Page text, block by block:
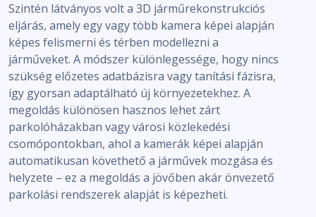
Szintén látványos volt a 3D járműrekonstrukciós
eljárás, amely egy vagy több kamera képei alapján
képes felismerni és térben modellezni a
járműveket. A módszer különlegessége, hogy nincs
szükség előzetes adatbázisra vagy tanítási fázisra,
így gyorsan adaptálható új környezetekhez. A
megoldás különösen hasznos lehet zárt
parkolóházakban vagy városi közlekedési
csomópontokban, ahol a kamerák képei alapján
automatikusan követhető a járművek mozgása és
helyzete – ez a megoldás a jövőben akár önvezető
parkolási rendszerek alapját is képezheti.